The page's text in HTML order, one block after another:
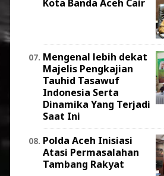
Kota Banda Aceh Cair
Mengenal lebih dekat
Majelis Pengkajian
Tauhid Tasawuf
Indonesia Serta
Dinamika Yang Terjadi
Saat Ini
Polda Aceh Inisiasi
Atasi Permasalahan
Tambang Rakyat